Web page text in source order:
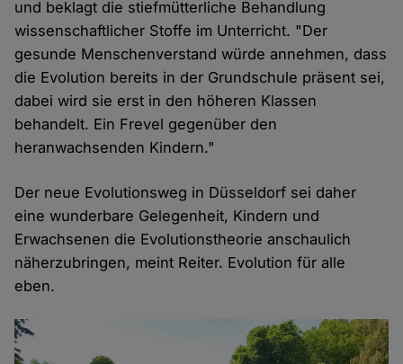
und beklagt die stiefmütterliche Behandlung
wissenschaftlicher Stoffe im Unterricht. "Der
gesunde Menschenverstand würde annehmen, dass
die Evolution bereits in der Grundschule präsent sei,
dabei wird sie erst in den höheren Klassen
behandelt. Ein Frevel gegenüber den
heranwachsenden Kindern."
Der neue Evolutionsweg in Düsseldorf sei daher
eine wunderbare Gelegenheit, Kindern und
Erwachsenen die Evolutionstheorie anschaulich
näherzubringen, meint Reiter. Evolution für alle
eben.